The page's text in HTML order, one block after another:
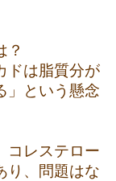
？
ドは脂質分が
」という懸念
コレステロー
り、問題はな